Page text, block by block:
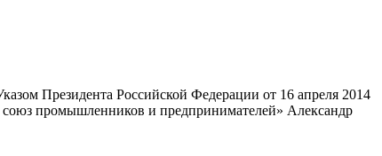
Президента Российской Федерации от 16 апреля 2014
союз промышленников и предпринимателей» Александр